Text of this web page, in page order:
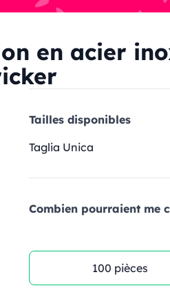
en acier
Tailles disponibles
Taglia Unica
Combien pourraient me
100 pièces